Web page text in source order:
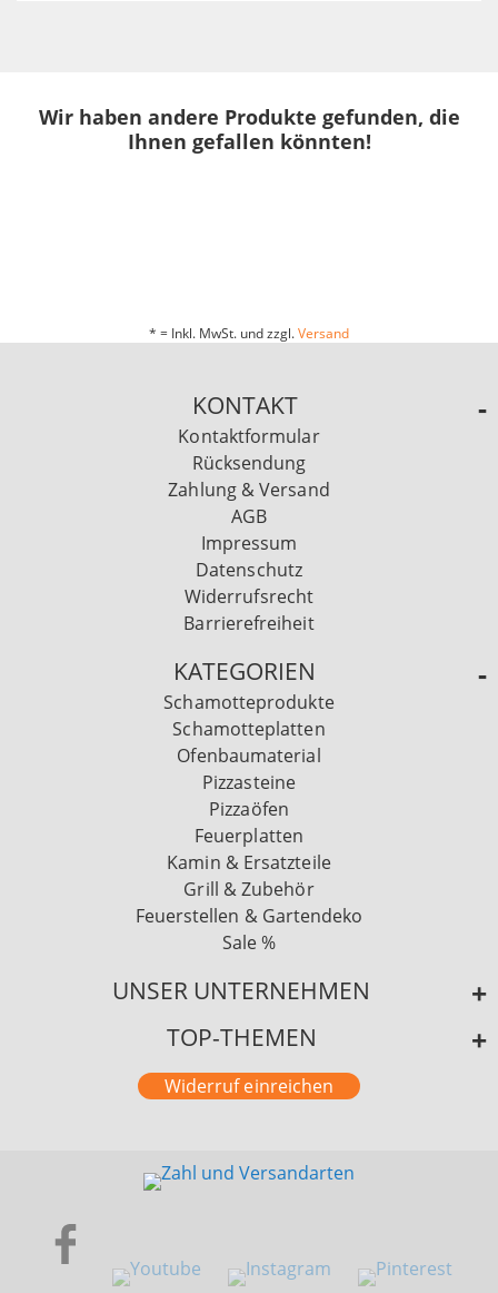
Wir haben andere Produkte gefunden, die
Ihnen gefallen könnten!
* = Inkl. MwSt. und zzgl.Versand
KONTAKT
Kontaktformular
Rücksendung
Zahlung & Versand
AGB
Impressum
Datenschutz
Widerrufsrecht
Barrierefreiheit
KATEGORIEN
Schamotteprodukte
Schamotteplatten
Ofenbaumaterial
Pizzasteine
Pizzaöfen
Feuerplatten
Kamin & Ersatzteile
Grill & Zubehör
Feuerstellen & Gartendeko
Sale %
UNSER UNTERNEHMEN
TOP-THEMEN
Widerruf einreichen